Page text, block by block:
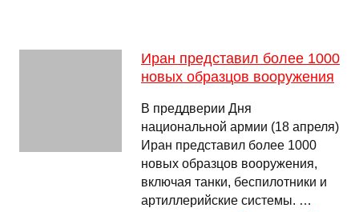
Иран представил более 1000
новых образцов вооружения
В преддверии Дня
национальной армии (18 апреля)
Иран представил более 1000
новых образцов вооружения,
включая танки, беспилотники и
артиллерийские системы. …